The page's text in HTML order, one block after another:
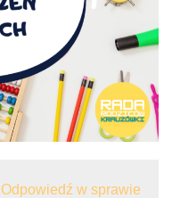
Odpowiedź w sprawie